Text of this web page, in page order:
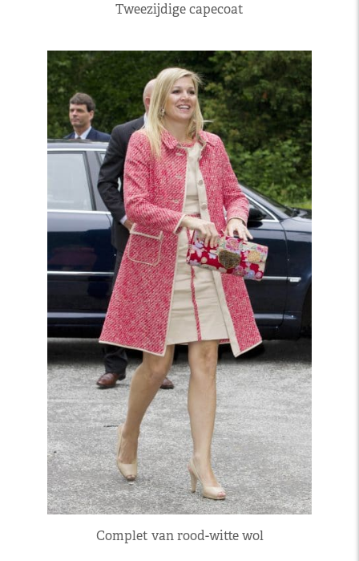
Tweezijdige capecoat
Complet van rood-witte wol